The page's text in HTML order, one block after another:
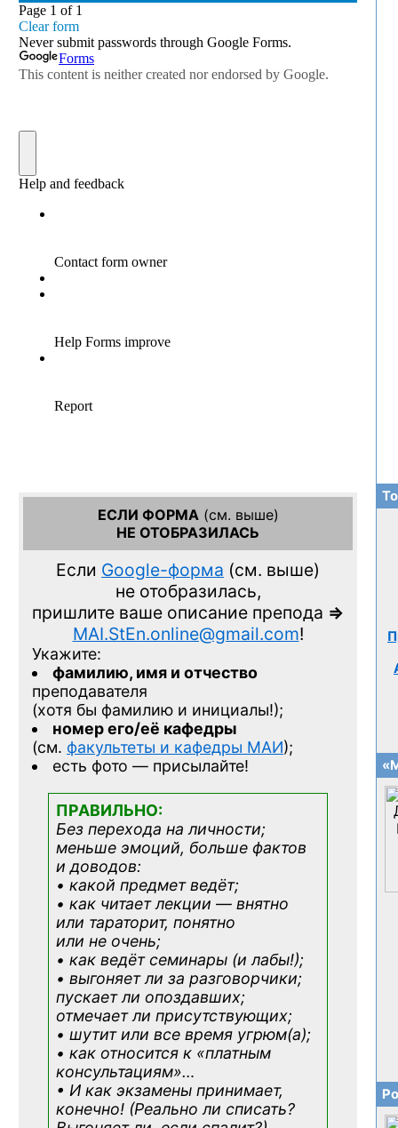
ЕСЛИ ФОРМА(см. выше)
НЕ ОТОБРАЗИЛАСЬ
Если Google-форма (см. выше)
не отобразилась,
пришлите ваше описание препода =>
MAI.StEn.online@gmail.com!
Укажите:
фамилию, имя и отчество
преподавателя
(хотя бы фамилию и инициалы!);
номер его/её кафедры
(см. факультеты и кафедры МАИ);
есть фото — присылайте!
ПРАВИЛЬНО:
Без перехода на личности;
меньше эмоций, больше фактов
и доводов:
• какой предмет ведёт;
• как читает лекции — внятно
или тараторит, понятно
или не очень;
• как ведёт семинары (и лабы!);
• выгоняет ли за разговорчики;
пускает ли опоздавших;
отмечает ли присутствующих;
• шутит или все время угрюм(а);
• как относится к «платным
консультациям»…
• И как экзамены принимает,
конечно! (Реально ли списать?